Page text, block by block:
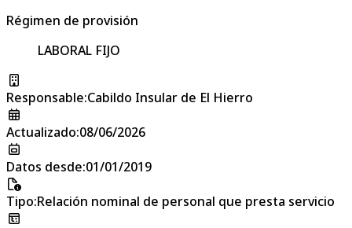
Régimen de provisión
LABORAL FIJO
Responsable:Cabildo Insular de El Hierro
Actualizado:08/06/2026
Datos desde:01/01/2019
Tipo:Relación nominal de personal que presta servicio